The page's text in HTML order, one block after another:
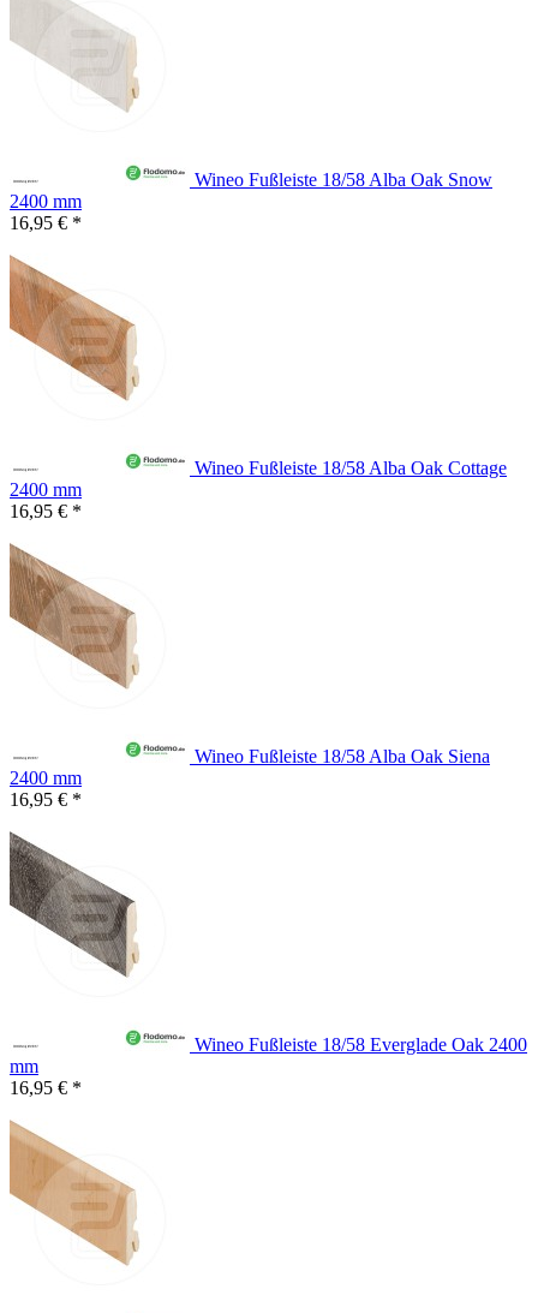
Wineo Fußleiste 18/58 Alba Oak Snow
2400 mm
16,95 € *
Wineo Fußleiste 18/58 Alba Oak Cottage
2400 mm
16,95 € *
Wineo Fußleiste 18/58 Alba Oak Siena
2400 mm
16,95 € *
Wineo Fußleiste 18/58 Everglade Oak 2400
mm
16,95 € *